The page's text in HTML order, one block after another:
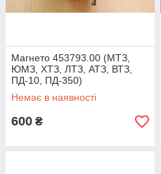
Магнето 453793.00 (МТЗ,
ЮМЗ, ХТЗ, ЛТЗ, АТЗ, ВТЗ,
ПД-10, ПД-350)
Немає в наявності
600 ₴